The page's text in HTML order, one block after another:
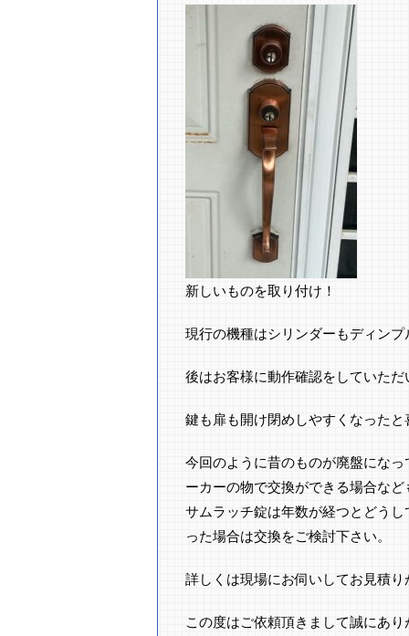
新しいものを取り付け！
現行の機種はシリンダーもディン
後はお客様に動作確認をしていた
鍵も扉も開け閉めしやすくなった
今回のように昔のものが廃盤にな
ーカーの物で交換ができる場合など
サムラッチ錠は年数が経つとどう
った場合は交換をご検討下さい。
詳しくは現場にお伺いしてお見積
この度はご依頼頂きまして誠にあ